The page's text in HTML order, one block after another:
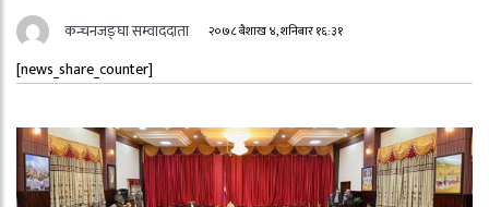
कन्चनजङ्घा सम्वाददाता २०७८ बैशाख ४, शनिबार १६:३१
[news_share_counter]